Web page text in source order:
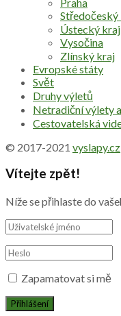
Ústecký kraj
Vysočina
Zlínský kraj
Evropské státy
Svět
Druhy výletů
Netradiční výlety
Cestovatelská
© 2017-2021 vyslapy.cz
Vítejte zpět!
Níže se přihlaste do
Zapamatovat si mě